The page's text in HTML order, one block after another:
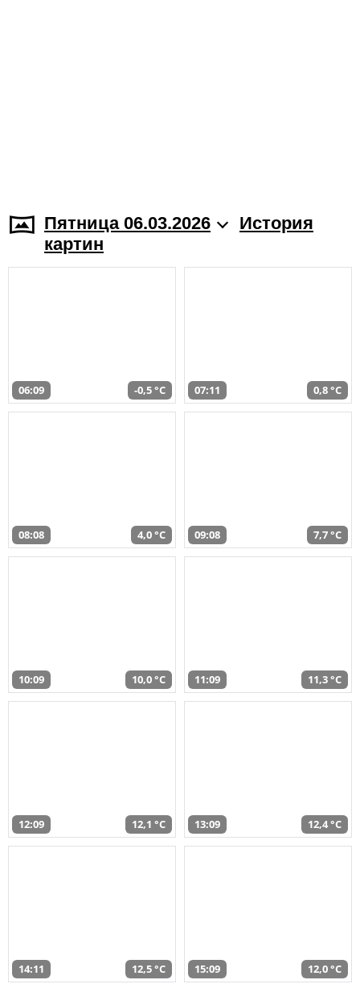
Пятница 06.03.2026
История
картин
06:09 -0,5 °C 07:11 0,8 °C
08:08 4,0 °C 09:08 7,7 °C
10:09 10,0 °C 11:09 11,3 °C
12:09 12,1 °C 13:09 12,4 °C
14:11 12,5 °C 15:09 12,0 °C